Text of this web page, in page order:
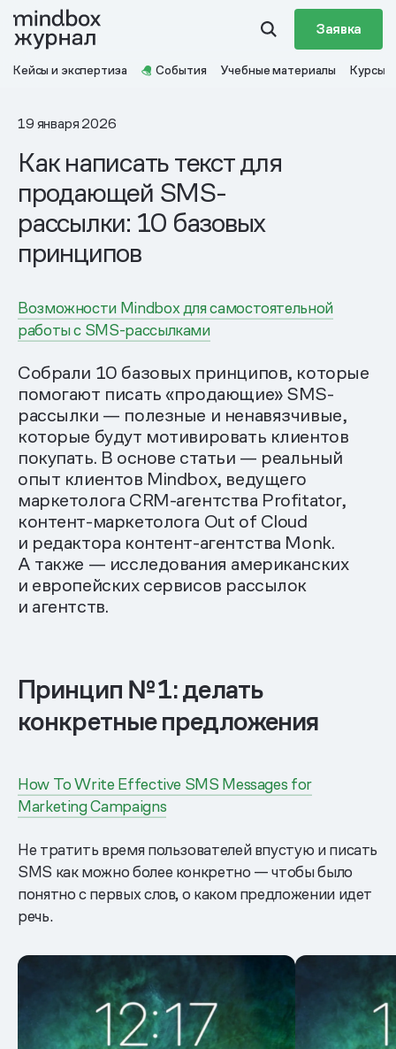
Заявка
Кейсы и экспертиза События Учебные материалы Курсы
19 января 2026
Как написать текст для
продающей SMS-
рассылки: 10 базовых
принципов
Возможности Mindbox для самостоятельной
работы с SMS-рассылками
Собрали 10 базовых принципов, которые
помогают писать «продающие» SMS-
рассылки — полезные и ненавязчивые,
которые будут мотивировать клиентов
покупать. В основе статьи — реальный
опыт клиентов Mindbox, ведущего
маркетолога CRM-агентства Profitator,
контент-маркетолога Out of Cloud
и редактора контент-агентства Monk.
А также — исследования американских
и европейских сервисов рассылок
и агентств.
Принцип № 1: делать
конкретные предложения
How To Write Effective SMS Messages for
Marketing Campaigns
Не тратить время пользователей впустую и писать
SMS как можно более конкретно — чтобы было
понятно с первых слов, о каком предложении идет
речь.